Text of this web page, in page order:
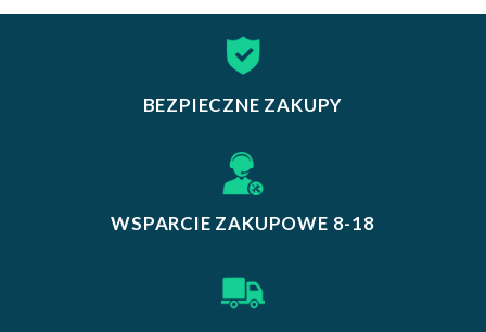
BEZPIECZNE ZAKUPY
WSPARCIE ZAKUPOWE 8-18